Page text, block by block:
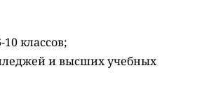
классов;
и высших учебных